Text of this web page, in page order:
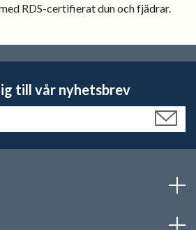
RDS-certifierat dun och fjädrar.
till vår nyhetsbrev